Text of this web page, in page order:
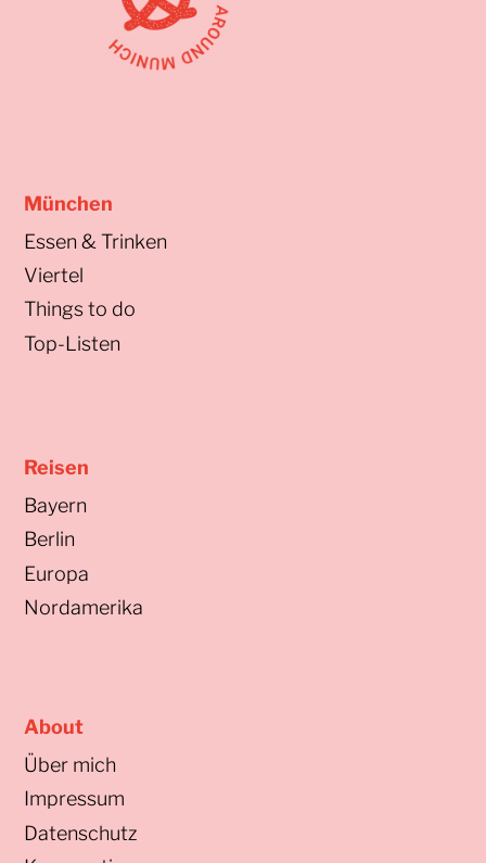
München
Essen & Trinken
Viertel
Things to do
Top-Listen
Reisen
Bayern
Berlin
Europa
Nordamerika
About
Über mich
Impressum
Datenschutz